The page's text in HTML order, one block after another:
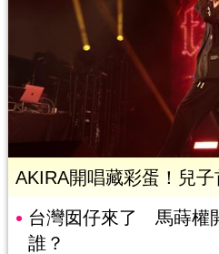
AKIRA開唱藏彩蛋！兒子
台灣囡仔來了 馬蒔權
誰？